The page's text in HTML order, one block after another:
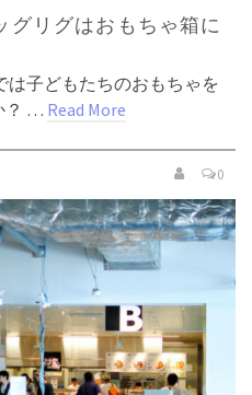
グリグはおもちゃ箱に
は子どもたちのおもちゃを
？ … Read More
0